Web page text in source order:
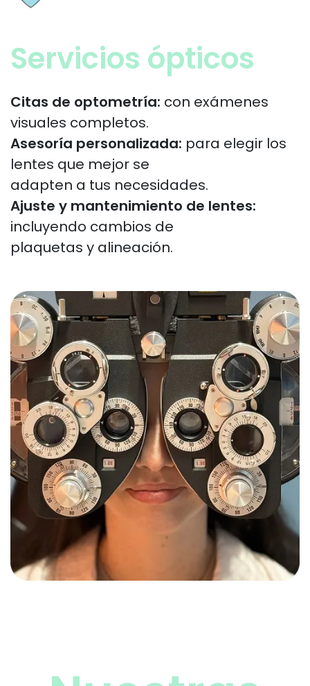
Servicios ópticos
Citas de optometría: con exámenes
visuales completos.
Asesoría personalizada: para elegir los
lentes que mejor se
adapten a tus necesidades.
Ajuste y mantenimiento de lentes:
incluyendo cambios de
plaquetas y alineación.